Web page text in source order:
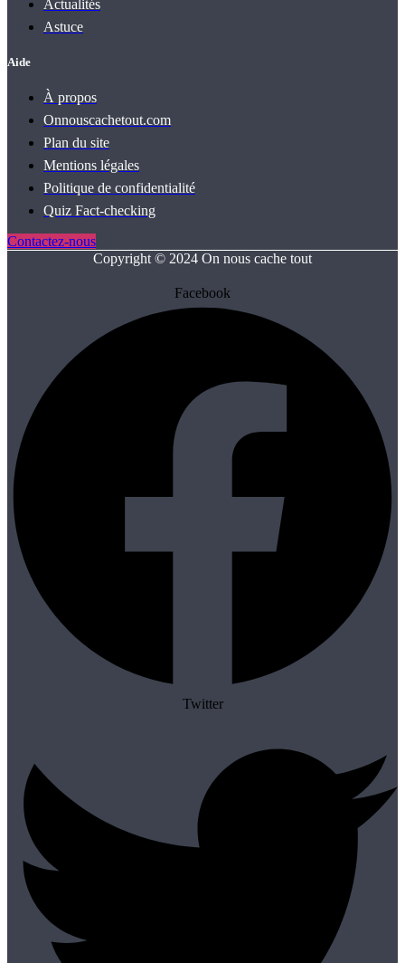
Actualités
Astuce
Aide
À propos
Onnouscachetout.com
Plan du site
Mentions légales
Politique de confidentialité
Quiz Fact‑checking
Contactez-nous
Copyright © 2024 On nous cache tout
Facebook
Twitter